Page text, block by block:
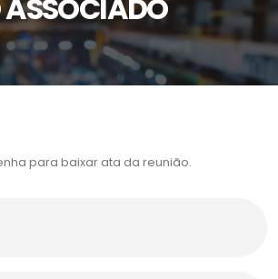
para baixar ata da reunião.